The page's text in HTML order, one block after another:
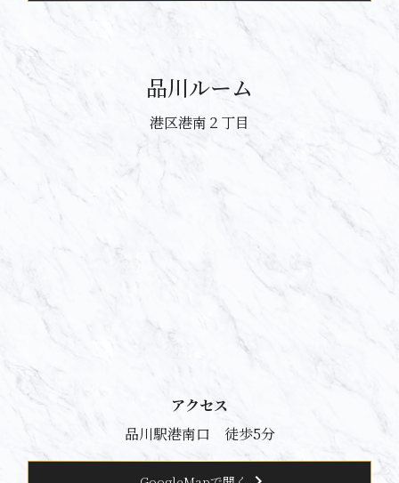
品川ルーム
港区港南２丁目
アクセス
品川駅港南口 徒歩5分